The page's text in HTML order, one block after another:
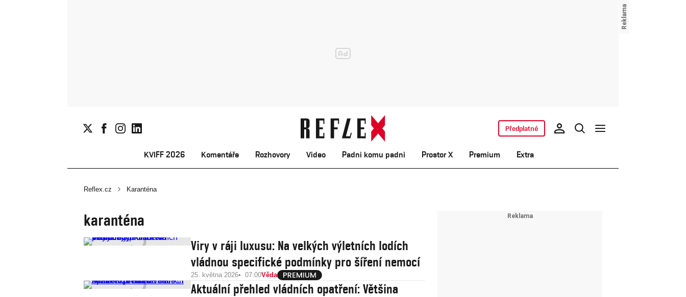
KVIFF 2026 Komentáře Rozhovory Video Padni komu padni Prostor X Premium Extra
Předplatné
Reflex.cz Karanténa
karanténa
Viry v ráji luxusu: Na velkých výletních lodích
vládnou specifické podmínky pro šíření nemocí
25. května 2026 07:00Věda
Aktuální přehled vládních opatření: Většina